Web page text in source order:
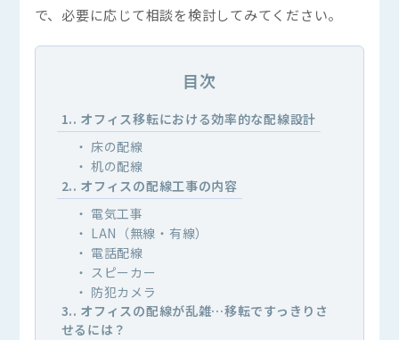
で、必要に応じて相談を検討してみてください。
目次
1. オフィス移転における効率的な配線設計
床の配線
机の配線
2. オフィスの配線工事の内容
電気工事
LAN（無線・有線）
電話配線
スピーカー
防犯カメラ
3. オフィスの配線が乱雑…移転ですっきりさ
せるには？